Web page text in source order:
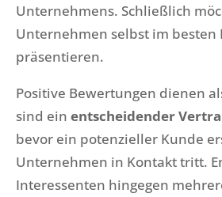
Unternehmens. Schließlich
Unternehmen selbst im besten
präsentieren.
Positive Bewertungen dienen
sind ein entscheidender
bevor ein potenzieller Kunde
Unternehmen in Kontakt tritt.
Interessenten hingegen